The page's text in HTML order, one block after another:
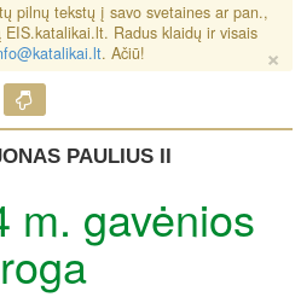
pilnų tekstų į savo svetaines ar pan.,
Radus klaidų ir visais
. Ačiū! ×
PAULIUS II
m. gavėnios